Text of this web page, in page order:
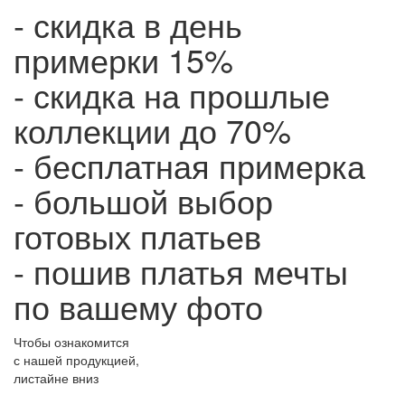
- скидка в день
примерки 15%
- скидка на прошлые
коллекции до 70%
- бесплатная примерка
- большой выбор
готовых платьев
- пошив платья мечты
по вашему фото
Чтобы ознакомится
с нашей продукцией,
листайне вниз